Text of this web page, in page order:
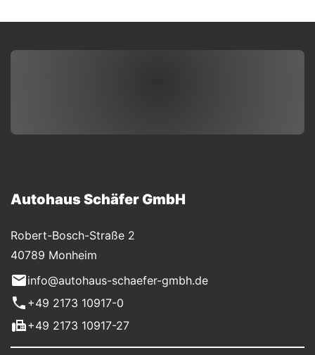
Autohaus Schäfer GmbH
Robert-Bosch-Straße 2
40789 Monheim
info@autohaus-schaefer-gmbh.de
+49 2173 10917-0
+49 2173 10917-27